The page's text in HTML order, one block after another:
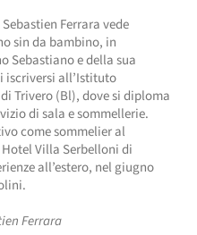
Ferrara vede
sin da bambino, in
Sebastiano e della sua
iscriversi all’Istituto
Trivero (Bl), dove si diploma
di sala e sommellerie.
come sommelier al
Villa Serbelloni di
all’estero, nel giugno
Ferrara